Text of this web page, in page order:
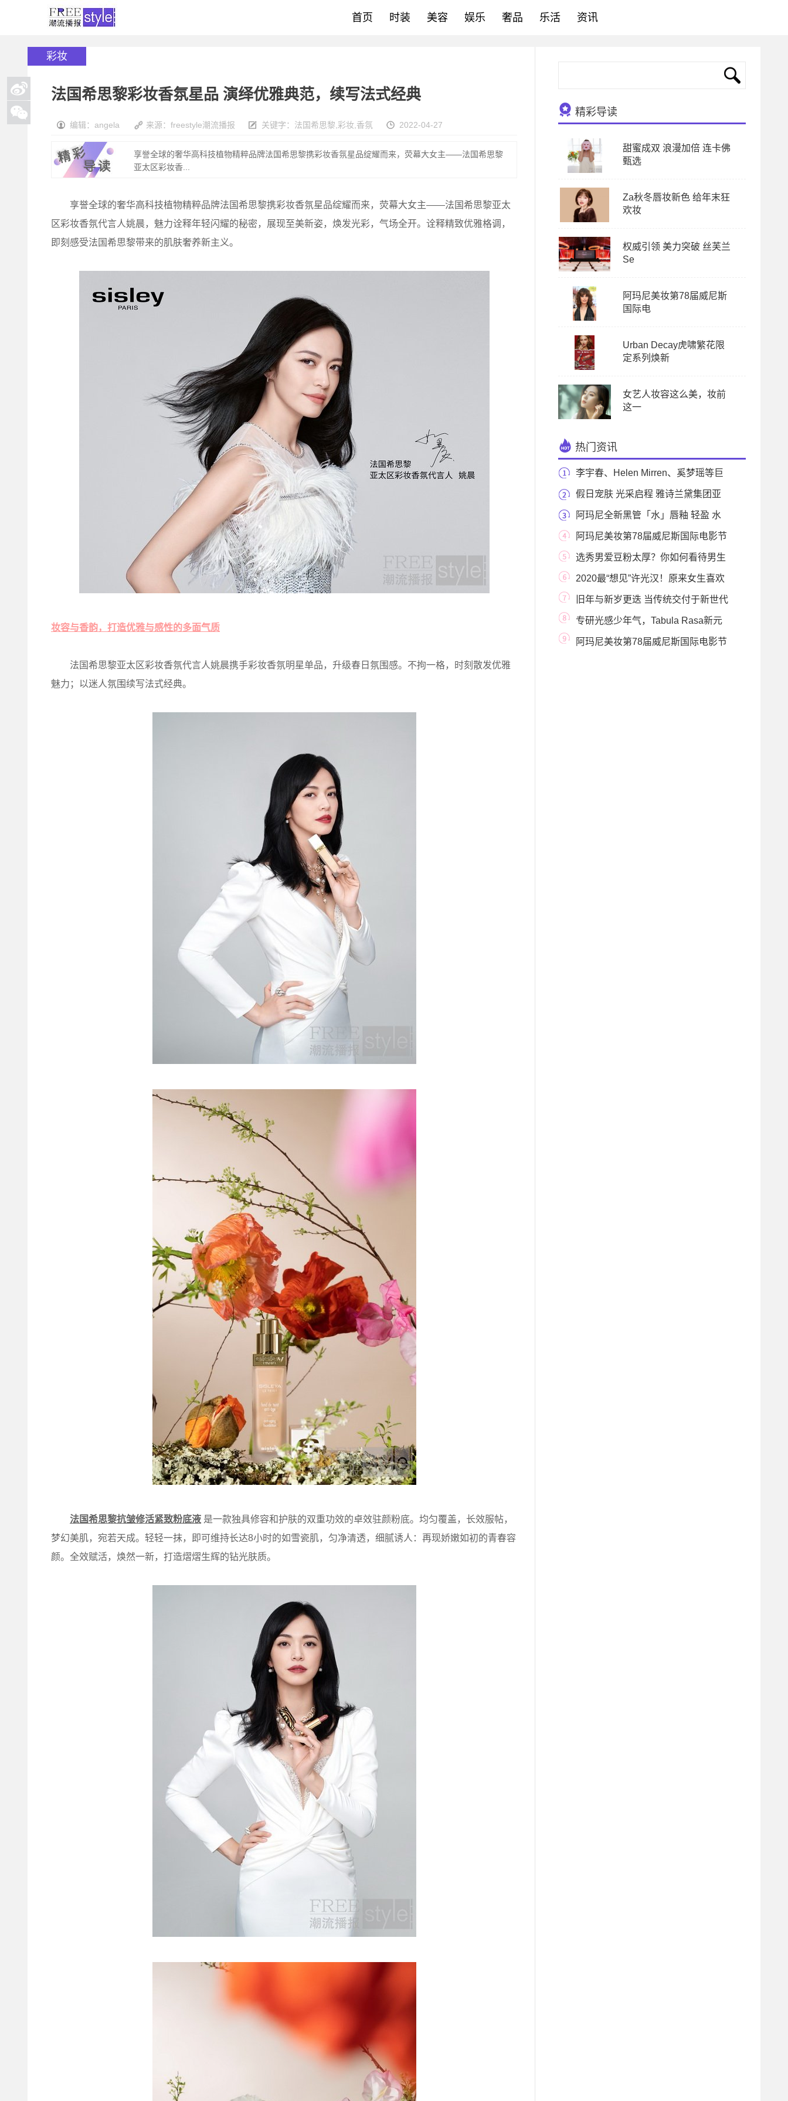
首页 时装 美容 娱乐 奢品 乐活 资讯
彩妆
法国希思黎彩妆香氛星品 演绎优雅典范，续写法式经典
编辑：angela 来源：freestyle潮流播报 关键字： 法国希思黎 彩妆 香氛 2022-04-27
享誉全球的奢华高科技植物精粹品牌法国希思黎携彩妆香氛星品绽耀而来，荧幕大女主——法国希思黎
亚太区彩妆香...
享誉全球的奢华高科技植物精粹品牌法国希思黎携彩妆香氛星品绽耀而来，荧幕大女主——法国希思黎亚太
区彩妆香氛代言人姚晨，魅力诠释年轻闪耀的秘密，展现至美新姿，焕发光彩，气场全开。诠释精致优雅格调，
即刻感受法国希思黎带来的肌肤奢养新主义。
妆容与香韵，打造优雅与感性的多面气质
法国希思黎亚太区彩妆香氛代言人姚晨携手彩妆香氛明星单品，升级春日氛围感。不拘一格，时刻散发优雅
魅力；以迷人氛围续写法式经典。
法国希思黎抗皱修活紧致粉底液 是一款独具修容和护肤的双重功效的卓效驻颜粉底。均匀覆盖，长效服帖，
梦幻美肌，宛若天成。轻轻一抹，即可维持长达8小时的如雪瓷肌，匀净清透，细腻诱人：再现娇嫩如初的青春容
颜。全效赋活，焕然一新，打造熠熠生辉的钻光肤质。
精彩导读
甜蜜成双 浪漫加倍 连卡佛
甄选
Za秋冬唇妆新色 给年末狂
欢妆
权威引领 美力突破 丝芙兰
Se
阿玛尼美妆第78届威尼斯
国际电
Urban Decay虎啸繁花限
定系列焕新
女艺人妆容这么美，妆前
这一
热门资讯
李宇春、Helen Mirren、奚梦瑶等巨
星超模，用最卡
假日宠肤 光采启程 雅诗兰黛集团亚
太区旅游零售
阿玛尼全新黑管「水」唇釉 轻盈 水
光 持色阿玛尼美妆第78届威尼斯国际电影节
日报#9月2日
选秀男爱豆粉太厚？你如何看待男生
化妆？2020最“想见”许光汉！原来女生喜欢
这样的款！
旧年与新岁更迭 当传统交付于新世代
的手中 BY
专研光感少年气，Tabula Rasa新元
气组合助你清凉一
阿玛尼美妆第78届威尼斯国际电影节